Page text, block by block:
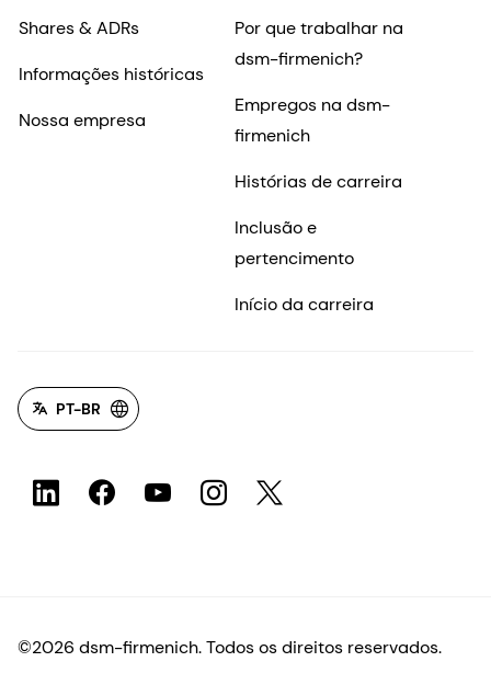
Shares & ADRs
Informações históricas
Nossa empresa
Por que trabalhar na
dsm-firmenich?
Empregos na dsm-
firmenich
Histórias de carreira
Inclusão e
pertencimento
Início da carreira
PT-BR
©2026 dsm-firmenich. Todos os direitos reservados.